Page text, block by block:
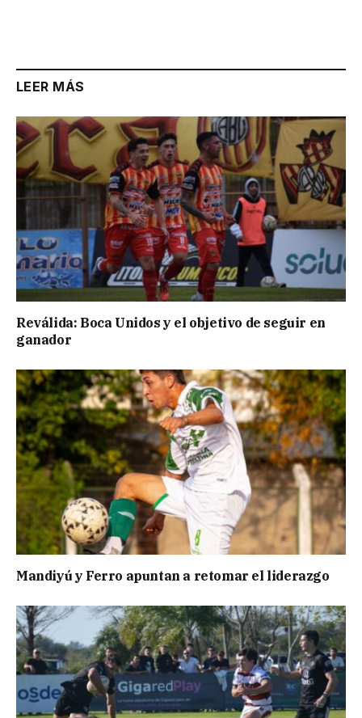
LEER MÁS
Reválida: Boca Unidos y el objetivo de seguir en
ganador
Mandiyú y Ferro apuntan a retomar el liderazgo